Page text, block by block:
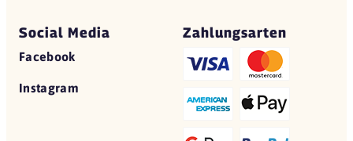
Social Media
Facebook
Instagram
Zahlungsarten